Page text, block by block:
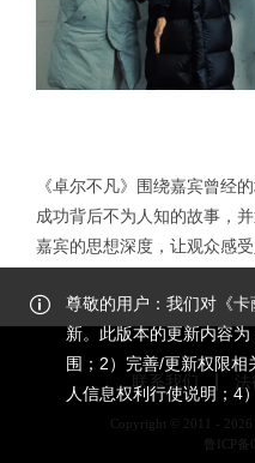
《卓尔不凡》围绕嘉宾曾经
成功背后不为人知的故事，
嘉宾的思想深度，让观众感
联系我们
Copyright © 2011 - 2026
鲁ICP备
尊敬的用户：我们对《
新。此版本的更新内容
围；2）完善/更新权限
人信息权利行使说明；4